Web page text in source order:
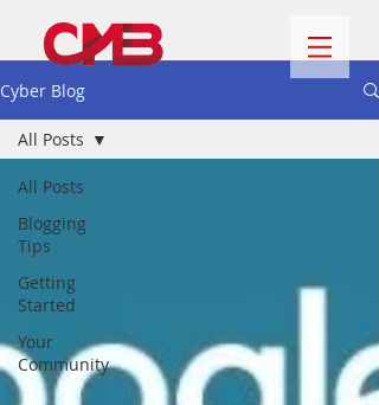
Cyber Blog
All Posts
Blogging
Tips
Getting
Started
Your
Community
All Posts